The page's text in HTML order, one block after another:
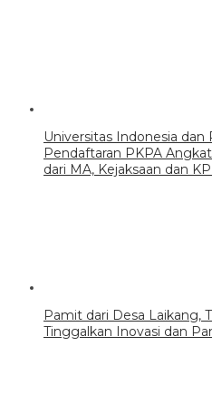
Universitas Indonesia
Pendaftaran PKPA
dari MA, Kejaksaan dan
Pamit dari Desa Laikang,
Tinggalkan Inovasi dan